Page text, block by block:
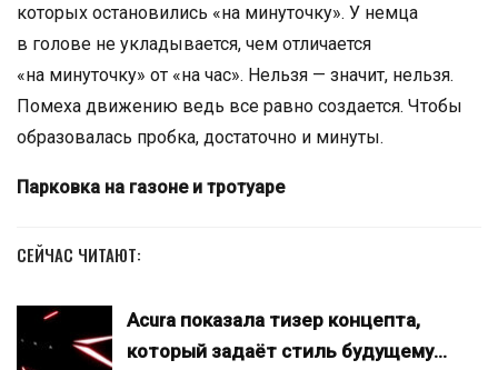
которых остановились «на минуточку». У немца
в голове не укладывается, чем отличается
«на минуточку» от «на час». Нельзя — значит, нельзя.
Помеха движению ведь все равно создается. Чтобы
образовалась пробка, достаточно и минуты.
Парковка на газоне и тротуаре
СЕЙЧАС ЧИТАЮТ:
Acura показала тизер концепта,
который задаёт стиль будущему…